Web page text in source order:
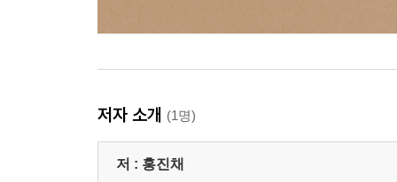
저자 소개 (1명)
저 : 홍진채